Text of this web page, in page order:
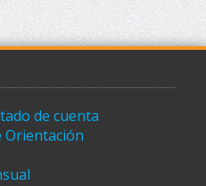
de cuenta
Orientación